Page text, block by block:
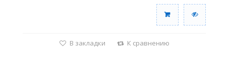
В закладки К сравнению